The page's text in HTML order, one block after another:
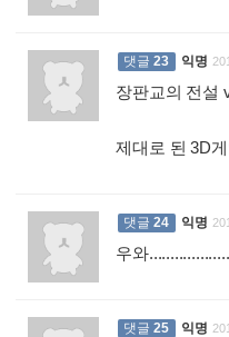
댓글 23 익명
장판교의 전설
제대로 된 3D
댓글 24 익명
우와
댓글 25 익명